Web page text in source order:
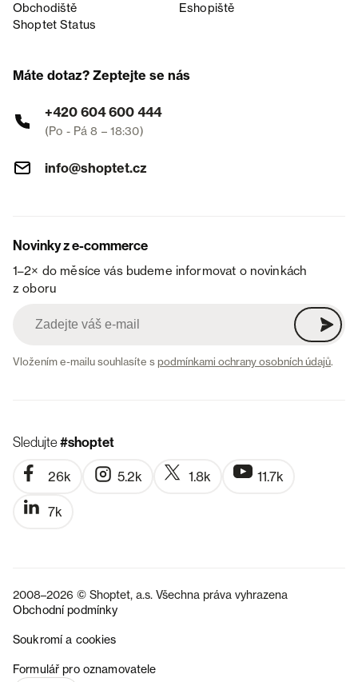
Obchodiště
Eshopiště
Shoptet Status
Máte dotaz? Zeptejte se nás
+420 604 600 444
(Po - Pá 8 – 18:30)
info@shoptet.cz
Novinky z e-commerce
1–2× do měsíce vás budeme informovat o novinkách
z oboru
Vložením e-mailu souhlasíte spodmínkami ochrany osobních údajů.
Sledujte#shoptet
26k 5.2k 1.8k 11.7k
7k
2008–2026 © Shoptet, a.s. Všechna práva vyhrazena
Obchodní podmínky
Soukromí a cookies
Formulář pro oznamovatele